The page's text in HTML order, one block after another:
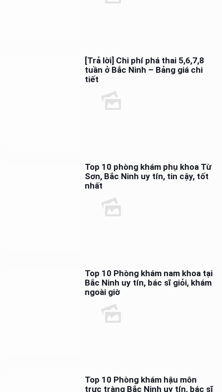
[Trả lời] Chi phí phá thai 5,6,7,8
tuần ở Bắc Ninh – Bảng giá chi
tiết
Top 10 phòng khám phụ khoa Từ
Sơn, Bắc Ninh uy tín, tin cậy, tốt
nhất
Top 10 Phòng khám nam khoa tại
Bắc Ninh uy tín, bác sĩ giỏi, khám
ngoài giờ
Top 10 Phòng khám hậu môn
trực tràng Bắc Ninh uy tín, bác sĩ